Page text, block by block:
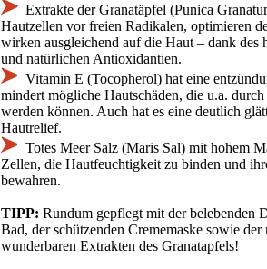
Extrakte der Granatäpfel (Punica
Hautzellen vor freien Radikalen, optimieren
wirken ausgleichend auf die Haut – dank des
und natürlichen Antioxidantien.
Vitamin E (Tocopherol) hat eine
mindert mögliche Hautschäden, die u.a.
werden können. Auch hat es eine deutlich
Hautrelief.
Totes Meer Salz (Maris Sal) mit hohem
Zellen, die Hautfeuchtigkeit zu binden und
bewahren.
TIPP: Rundum gepflegt mit der belebenden
Bad, der schützenden Crememaske sowie
wunderbaren Extrakten des Granatapfels!